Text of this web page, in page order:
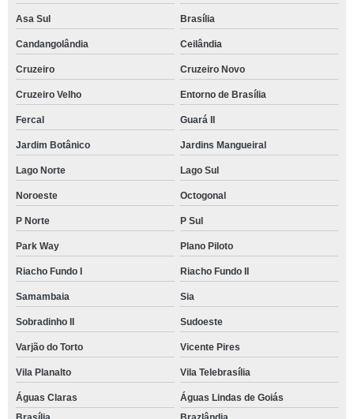
Asa Sul Brasília
Candangolândia Ceilândia
Cruzeiro Cruzeiro Novo
Cruzeiro Velho Entorno de Brasília
Fercal Guará II
Jardim Botânico Jardins Mangueiral
Lago Norte Lago Sul
Noroeste Octogonal
P Norte P Sul
Park Way Plano Piloto
Riacho Fundo I Riacho Fundo II
Samambaia Sia
Sobradinho II Sudoeste
Varjão do Torto Vicente Pires
Vila Planalto Vila Telebrasília
Águas Claras
Águas Lindas de Goiás